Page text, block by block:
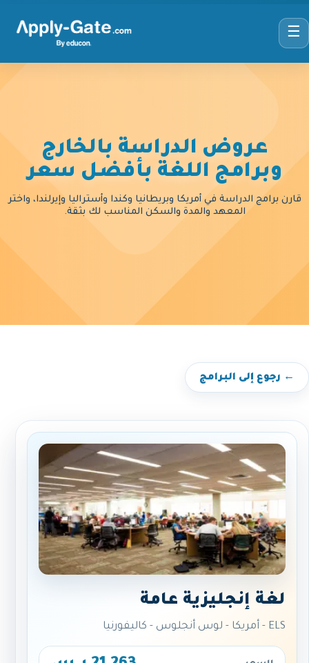
☰
عروض الدراسة بالخارج
وبرامج اللغة بأفضل سعر
قارن برامج الدراسة في أمريكا وبريطانيا وكندا وأستراليا وإيرلندا، واختر
المعهد والمدة والسكن المناسب لك بثقة.
← رجوع إلى البرامج
لغة إنجليزية عامة
ELS - أمريكا - لوس أنجلوس - كاليفورنيا